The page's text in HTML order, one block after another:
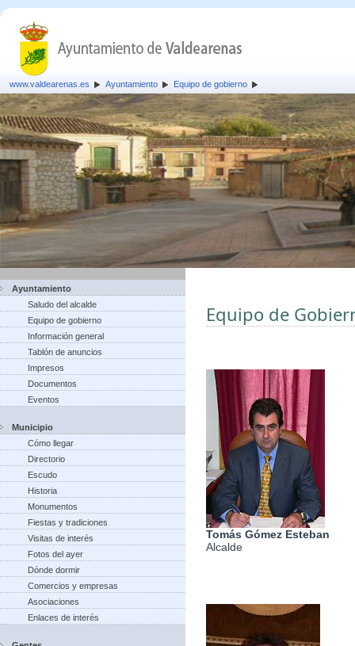
www.valdearenas.es Ayuntamiento Equipo de gobierno
Ayuntamiento
Saludo del alcalde
Equipo de gobierno
Información general
Tablón de anuncios
Impresos
Documentos
Eventos
Municipio
Cómo llegar
Directorio
Escudo
Historia
Monumentos
Fiestas y tradiciones
Visitas de interés
Fotos del ayer
Dónde dormir
Comercios y empresas
Asociaciones
Enlaces de interés
Equipo de
Tomás Gómez Esteban
Alcalde